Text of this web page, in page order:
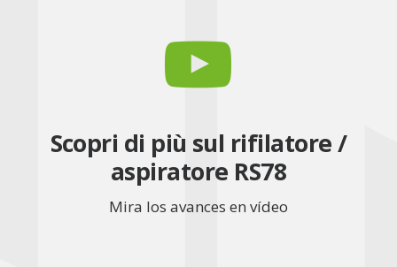
Scopri di più sul rifilatore /
aspiratore RS78
Mira los avances en vídeo